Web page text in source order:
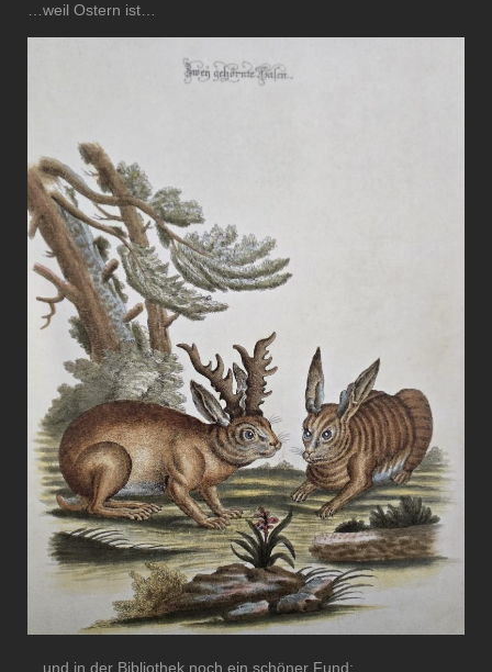
…weil Ostern ist…
…und in der Bibliothek noch ein schöner Fund: